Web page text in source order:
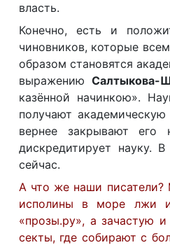
власть.
Конечно, есть и
чиновников, которые
образом становятся
выражению Салтыкова-
казённой начинкою».
получают
вернее закрывают
дискредитирует науку.
сейчас.
А что же наши писатели?
исполины в море лжи и
«прозы.ру», а зачастую
секты, где собирают с